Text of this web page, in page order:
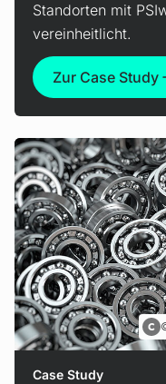
Standorten mit
vereinheitlicht.
Zur Case Study
Case Study